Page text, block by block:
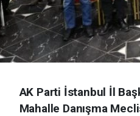
AK Parti İstanbul İl
Mahalle Danışma